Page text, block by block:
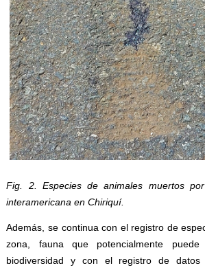
Fig. 2. Especies de animales muertos
interamericana en Chiriquí.
Además, se continua con el registro de
zona, fauna que potencialmente
biodiversidad y con el registro de